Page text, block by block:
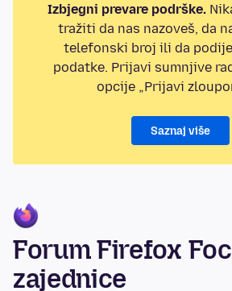
Izbjegni prevare podrške.
tražiti da nas nazoveš, da
telefonski broj ili da
podatke. Prijavi sumnjive
opcije „Prijavi
Saznaj više
Forum Firefox
zajednice